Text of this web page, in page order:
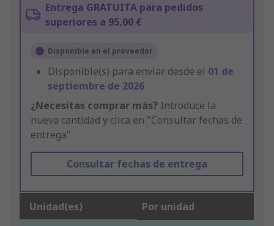
Entrega GRATUITA para pedidos
superiores a 95,00 €
Disponible en el proveedor
Disponible(s) para enviar desde el 01 de
septiembre de 2026
¿Necesitas comprar más? Introduce la
nueva cantidad y clica en "Consultar fechas de
entrega"
Consultar fechas de entrega
Unidad(es) Por unidad